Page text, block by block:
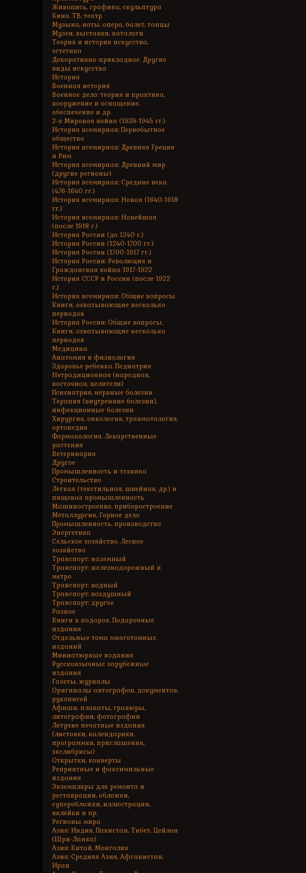
Живопись, графика, скульптура
Кино, ТВ, театр
Музыка, ноты, опера, балет, танцы
Музеи, выставки, каталоги
Теория и история искусства,
эстетика
Декоративно-прикладное. Другие
виды искусства
История
Военная история
Военное дело: теория и практика,
вооружение и оснащение,
обеспечение и др.
2-я Мировая война (1939-1945 гг.)
История всемирная: Первобытное
общество
История всемирная: Древняя Греция
и Рим
История всемирная: Древний мир
(другие регионы)
История всемирная: Средние века
(476-1640 гг.)
История всемирная: Новая (1640-1918
гг.)
История всемирная: Новейшая
(после 1918 г.)
История России (до 1240 г.)
История России (1240-1700 гг.)
История России (1700-1917 гг.)
История России: Революция и
Гражданская война 1917-1922
История СССР и России (после 1922
г.)
История всемирная: Общие вопросы.
Книги, охватывающие несколько
периодов
История России: Общие вопросы.
Книги, охватывающие несколько
периодов
Медицина
Анатомия и физиология
Здоровье ребенка. Педиатрия
Нетрадиционная (народная,
восточная, целители)
Психиатрия, нервные болезни
Терапия (внутренние болезни),
инфекционные болезни
Хирургия, онкология, травматология,
ортопедия
Фармакология. Лекарственные
растения
Ветеринария
Другое
Промышленность и техника
Строительство
Легкая (текстильная, швейная, др.) и
пищевая промышленность
Машиностроение, приборостроение
Металлургия, Горное дело
Промышленность, производство
Энергетика
Сельское хозяйство. Лесное
хозяйство
Транспорт: наземный
Транспорт: железнодорожный и
метро
Транспорт: водный
Транспорт: воздушный
Транспорт: другое
Разное
Книги в подарок. Подарочные
издания
Отдельные тома многотомных
изданий
Миниатюрные издания
Русскоязычные зарубежные
издания
Газеты, журналы
Оригиналы автографов, документов,
рукописей
Афиши, плакаты, гравюры,
литографии, фотографии
Летучие печатные издания
(листовки, календарики,
программки, приглашения,
экслибрисы)
Открытки, конверты
Репринтные и факсимильные
издания
Экземпляры для ремонта и
реставрации, обложки,
суперобложки, иллюстрации,
вклейки и пр.
Регионы мира
Азия: Индия, Пакистан, Тибет, Цейлон
(Шри-Ланка)
Азия: Китай, Монголия
Азия: Средняя Азия, Афганистан,
Иран